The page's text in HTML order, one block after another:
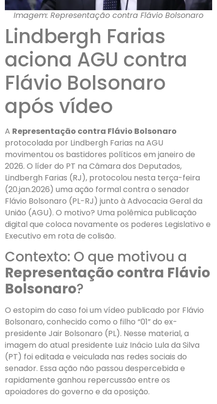
Imagem: Representação contra Flávio Bolsonaro
Lindbergh Farias
aciona AGU contra
Flávio Bolsonaro
após vídeo
A Representação contra Flávio Bolsonaro
protocolada por Lindbergh Farias na AGU
movimentou os bastidores políticos em janeiro de
2026. O líder do PT na Câmara dos Deputados,
Lindbergh Farias (RJ), protocolou nesta terça-feira
(20.jan.2026) uma ação formal contra o senador
Flávio Bolsonaro (PL-RJ) junto à Advocacia Geral da
União (AGU). O motivo? Uma polêmica publicação
digital que coloca novamente os poderes Legislativo e
Executivo em rota de colisão.
Contexto: O que motivou a
Representação contra Flávio
Bolsonaro?
O estopim do caso foi um vídeo publicado por Flávio
Bolsonaro, conhecido como o filho “01” do ex-
presidente Jair Bolsonaro (PL). Nesse material, a
imagem do atual presidente Luiz Inácio Lula da Silva
(PT) foi editada e veiculada nas redes sociais do
senador. Essa ação não passou despercebida e
rapidamente ganhou repercussão entre os
apoiadores do governo e da oposição.